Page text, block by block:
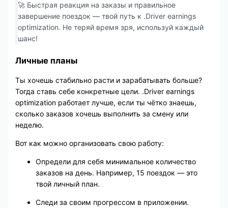
🚀 Быстрая реакция на заказы и правильное
завершение поездок — твой путь к .Driver earnings
optimization. Не теряй время зря, используй каждый
шанс!
Личные планы
Ты хочешь стабильно расти и зарабатывать больше?
Тогда ставь себе конкретные цели. .Driver earnings
optimization работает лучше, если ты чётко знаешь,
сколько заказов хочешь выполнить за смену или
неделю.
Вот как можно организовать свою работу:
Определи для себя минимальное количество
заказов на день. Например, 15 поездок — это
твой личный план.
Следи за своим прогрессом в приложении.